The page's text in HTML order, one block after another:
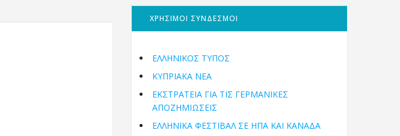
ΧΡΗΣΙΜΟΙ ΣΥΝΔΕΣΜΟΙ
ΕΛΛΗΝΙΚΟΣ ΤΥΠΟΣ
ΚΥΠΡΙΑΚΑ ΝΕΑ
ΕΚΣΤΡΑΤΕΙΑ ΓΙΑ ΤΙΣ ΓΕΡΜΑΝΙΚΕΣ
ΑΠΟΖΗΜΙΩΣΕΙΣ
ΕΛΛΗΝΙΚΆ ΦΕΣΤΙΒΆΛ ΣΕ ΗΠΑ ΚΑΙ ΚΑΝΑΔΑ